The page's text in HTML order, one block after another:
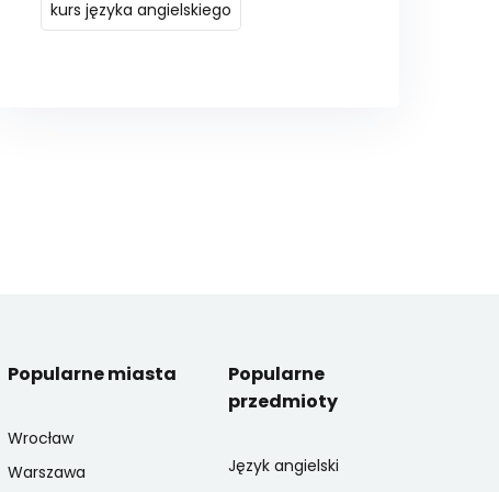
kurs języka angielskiego
Popularne miasta
Wrocław
Warszawa
Popularne
przedmioty
Język angielski